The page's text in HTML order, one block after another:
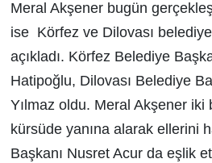
Meral Akşener bugün
ise Körfez ve Dilovası
açıkladı. Körfez Belediye
Hatipoğlu, Dilovası Belediye
Yılmaz oldu. Meral Akşener iki
kürsüde yanına alarak ellerini
Başkanı Nusret Acur da eşlik